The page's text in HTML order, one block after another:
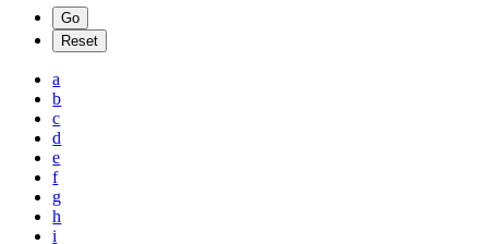
a
b
c
d
e
f
g
h
i